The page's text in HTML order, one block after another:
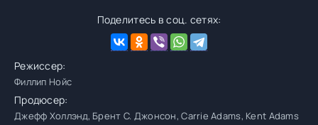
Поделитесь в соц. сетях:
Режиссер:
Филлип Нойс
Продюсер:
Джефф Холлэнд, Брент С. Джонсон, Carrie Adams, Kent Adams